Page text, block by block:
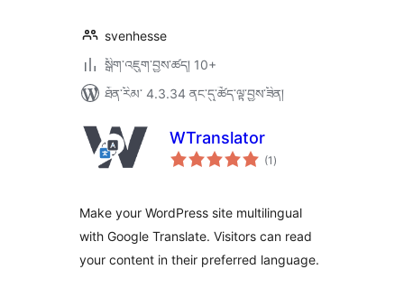
svenhesse
སྒྲིག་འཇུག་བྱས་ཚད། 10+
ཐོན་རིམ་ 4.3.34 ནང་དུ་ཚོད་ལྟ་བྱས་ཟིན།
WTranslator
(1 གདེང་
འཇོག་
)
Make your WordPress site multilingual
with Google Translate. Visitors can read
your content in their preferred language.